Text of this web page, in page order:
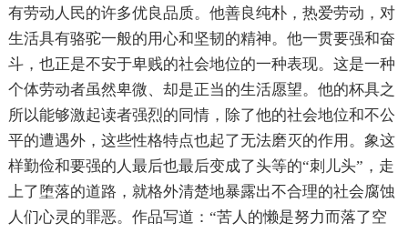
有劳动人民的许多优良品质。他善良纯朴，热爱劳动，对
生活具有骆驼一般的用心和坚韧的精神。他一贯要强和奋
斗，也正是不安于卑贱的社会地位的一种表现。这是一种
个体劳动者虽然卑微、却是正当的生活愿望。他的杯具之
所以能够激起读者强烈的同情，除了他的社会地位和不公
平的遭遇外，这些性格特点也起了无法磨灭的作用。象这
样勤俭和要强的人最后也最后变成了头等的“刺儿头”，走
上了堕落的道路，就格外清楚地暴露出不合理的社会腐蚀
人们心灵的罪恶。作品写道：“苦人的懒是努力而落了空